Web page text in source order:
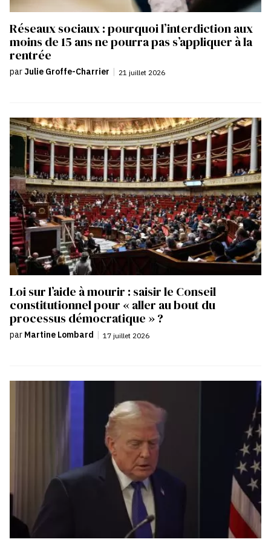
Réseaux sociaux : pourquoi l’interdiction aux
moins de 15 ans ne pourra pas s’appliquer à la
rentrée
par Julie Groffe-Charrier | 21 juillet 2026
Loi sur l’aide à mourir : saisir le Conseil
constitutionnel pour « aller au bout du
processus démocratique » ?
par Martine Lombard | 17 juillet 2026